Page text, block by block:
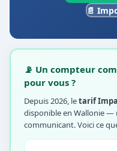
📄
📡 Un compteur
pour vous ?
Depuis 2026, letarif
disponible en Wallonie —
communicant. Voici ce